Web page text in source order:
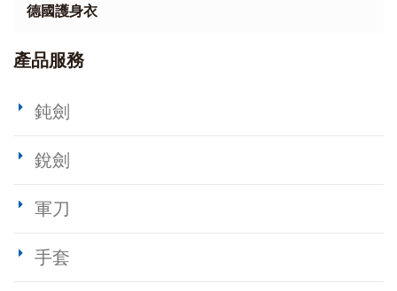
德國護身衣
產品服務
鈍劍
銳劍
軍刀
手套